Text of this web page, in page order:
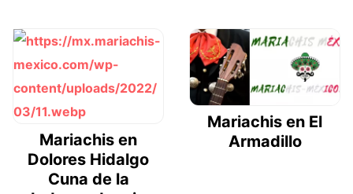
Mariachis en
Dolores Hidalgo
Cuna de la
Mariachis en El
Armadillo